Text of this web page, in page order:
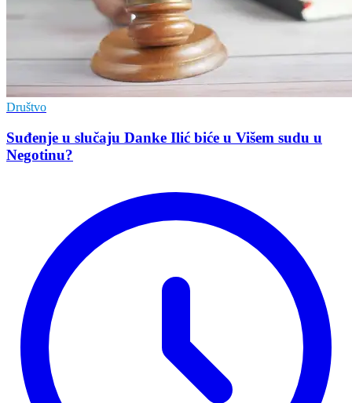
Društvo
Suđenje u slučaju Danke Ilić biće u Višem sudu u
Negotinu?